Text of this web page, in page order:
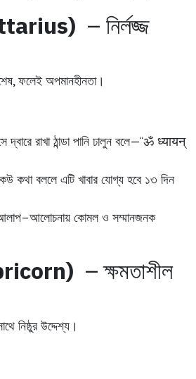
– নির্লজ্জ
ফলেই অপমানহীনতা।
দ্বারে রাখা ঠান্ডা পানি ঢালুন বলে—“ॐ ध्यायन्
কথা বললে এটি খাবার যোগ্য হবে ১৩ দিন
কোমল ও সম্মানজনক
– ক্ষমতাশীল
নিষ্ঠুর উদ্দেশ্য।